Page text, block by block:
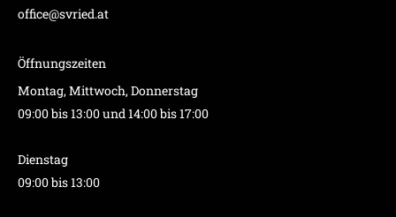
office@svried.at
Öffnungszeiten
Montag, Mittwoch, Donnerstag
09:00 bis 13:00 und 14:00 bis 17:00
Dienstag
09:00 bis 13:00